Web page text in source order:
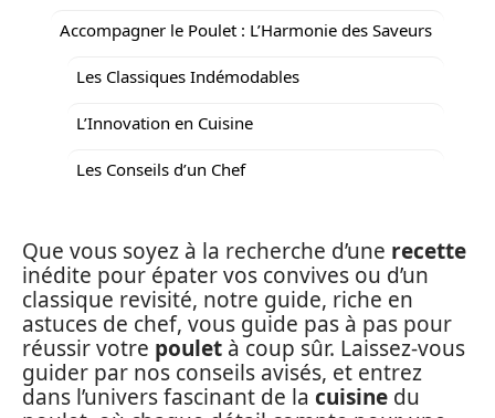
Accompagner le Poulet : L’Harmonie des Saveurs
Les Classiques Indémodables
L’Innovation en Cuisine
Les Conseils d’un Chef
Que vous soyez à la recherche d’une recette
inédite pour épater vos convives ou d’un
classique revisité, notre guide, riche en
astuces de chef, vous guide pas à pas pour
réussir votre poulet à coup sûr. Laissez-vous
guider par nos conseils avisés, et entrez
dans l’univers fascinant de la cuisine du